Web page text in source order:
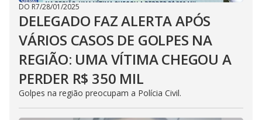
DO R7/28/01/2025
DELEGADO FAZ ALERTA APÓS
VÁRIOS CASOS DE GOLPES NA
REGIÃO: UMA VÍTIMA CHEGOU A
PERDER R$ 350 MIL
Golpes na região preocupam a Polícia Civil.